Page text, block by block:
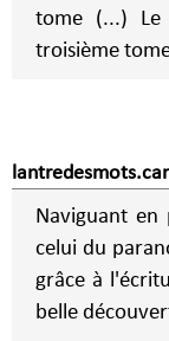
tome (...)
troisième
Naviguant
celui du
grâce à
belle